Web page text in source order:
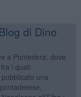
di Dino
a Pontedera, dove
i quali
una